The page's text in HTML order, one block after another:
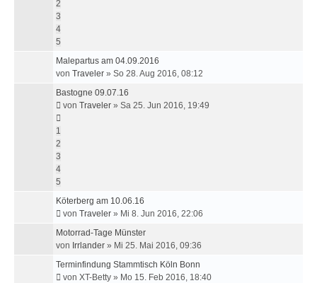
2
3
4
5
Malepartus am 04.09.2016
von Traveler » So 28. Aug 2016, 08:12
Bastogne 09.07.16
von Traveler » Sa 25. Jun 2016, 19:49
1
2
3
4
5
Köterberg am 10.06.16
von Traveler » Mi 8. Jun 2016, 22:06
Motorrad-Tage Münster
von Irrlander » Mi 25. Mai 2016, 09:36
Terminfindung Stammtisch Köln Bonn
von XT-Betty » Mo 15. Feb 2016, 18:40